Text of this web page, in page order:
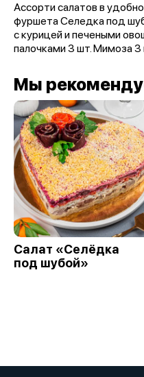
Ассорти салатов в
фуршета Селедка под
с курицей и печеными
палочками 3 шт. Мимоза 3
Мы
Салат «Селёдка
под шубой»